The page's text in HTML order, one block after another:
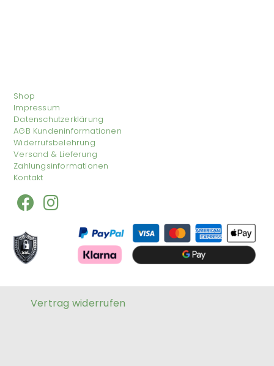
Shop
Impressum
Datenschutzerklärung
AGB Kundeninformationen
Widerrufsbelehrung
Versand & Lieferung
Kontakt